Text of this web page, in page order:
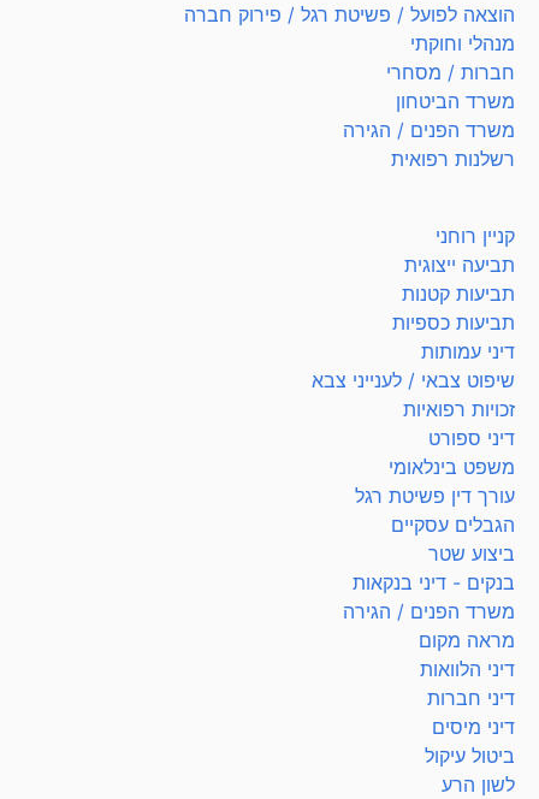
הוצאה לפועל / פשיטת רגל / פירוק חברה
מנהלי וחוקתי
חברות / מסחרי
משרד הביטחון
משרד הפנים / הגירה
רשלנות רפואית
קניין רוחני
תביעה ייצוגית
תביעות קטנות
תביעות כספיות
דיני עמותות
שיפוט צבאי / לענייני צבא
זכויות רפואיות
דיני ספורט
משפט בינלאומי
עורך דין פשיטת רגל
הגבלים עסקיים
ביצוע שטר
בנקים - דיני בנקאות
משרד הפנים / הגירה
מראה מקום
דיני הלוואות
דיני חברות
דיני מיסים
ביטול עיקול
לשון הרע